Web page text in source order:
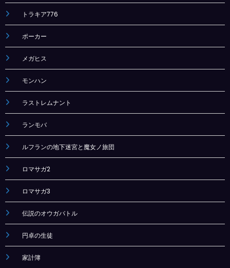
トラキア776
ポーカー
メガヒス
モンハン
ラストレムナント
ランモバ
ルフランの地下迷宮と魔女ノ旅団
ロマサガ2
ロマサガ3
伝説のオウガバトル
円卓の生徒
家計簿